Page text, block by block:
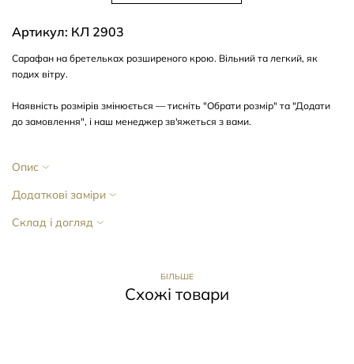
Артикул: КЛ 2903
Сарафан на бретельках розширеного крою. Вільний та легкий, як
подих вітру.
Наявність розмірів змінюється — тисніть "Обрати розмір" та "Додати
до замовлення", і наш менеджер зв'яжеться з вами.
Опис
Додаткові заміри
Склад і догляд
БІЛЬШЕ
Схожі товари